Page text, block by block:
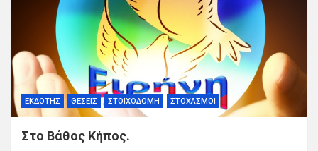
ΕΚΔΌΤΗΣ ΘΈΣΕΙΣ ΣΤΟΙΧΟΔΟΜΉ ΣΤΟΧΑΣΜΟΊ
Στο Βάθος Κήπος.